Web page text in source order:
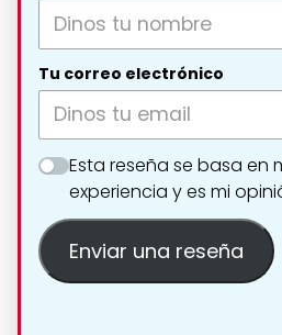
Tu correo electrónico
Esta reseña se basa en
experiencia y es mi
Enviar una reseña